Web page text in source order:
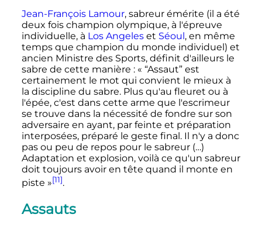
Jean-François Lamour, sabreur émérite (il a été
deux fois champion olympique, à l'épreuve
individuelle, à Los Angeleset Séoul , en même
temps que champion du monde individuel) et
ancien Ministre des Sports, définit d'ailleurs le
sabre de cette manière : « “Assaut” est
certainement le mot qui convient le mieux à
la discipline du sabre. Plus qu'au fleuret ou à
l'épée, c'est dans cette arme que l'escrimeur
se trouve dans la nécessité de fondre sur son
adversaire en ayant, par feinte et préparation
interposées, préparé le geste final. Il n'y a donc
pas ou peu de repos pour le sabreur (…)
Adaptation et explosion, voilà ce qu'un sabreur
doit toujours avoir en tête quand il monte en
piste »[11].
Assauts